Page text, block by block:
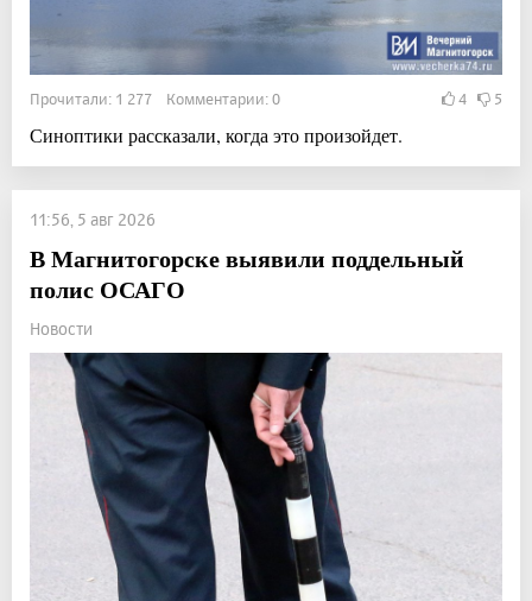
Прочитали: 1 277 Комментарии: 0 4 5
Синоптики рассказали, когда это произойдет.
11:56, 5 авг 2026
В Магнитогорске выявили поддельный
полис ОСАГО
Новости